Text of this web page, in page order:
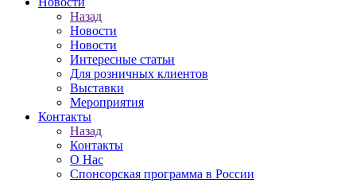
Назад
Новости
Новости
Интересные статьи
Для розничных клиентов
Выставки
Мероприятия
Контакты
Назад
Контакты
О Нас
Спонсорская программа в России